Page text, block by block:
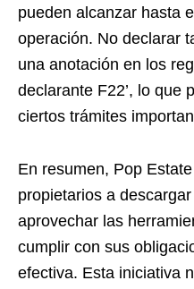
pueden alcanzar hasta
operación. No declarar
una anotación en los
declarante F22’, lo que
ciertos trámites
En resumen, Pop
propietarios a
aprovechar las
cumplir con sus
efectiva. Esta iniciativa